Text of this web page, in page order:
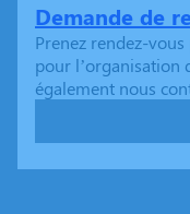
Demande de
Prenez rendez-
pour l’organisation
également nous